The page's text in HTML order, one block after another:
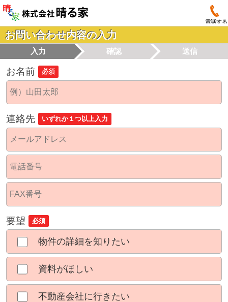
電話する
お問い合わせ内容の入力
入力 確認 送信
お名前 必須
連絡先 いずれか１つ以上入力
要望 必須
物件の詳細を知りたい
資料がほしい
不動産会社に行きたい